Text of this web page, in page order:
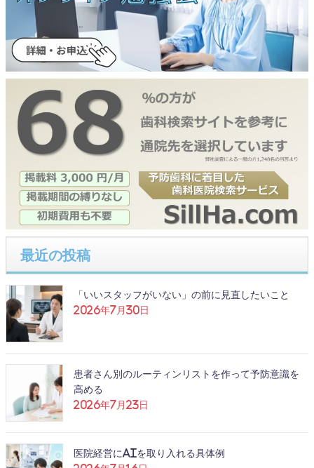
最近の投稿
「いいスタッフがいない」の前に見直したいこと
2026年7月30日
患者さん別のルーティンリストを作って予防意識を
高める
2026年7月23日
医院経営にAIを取り入れる具体例